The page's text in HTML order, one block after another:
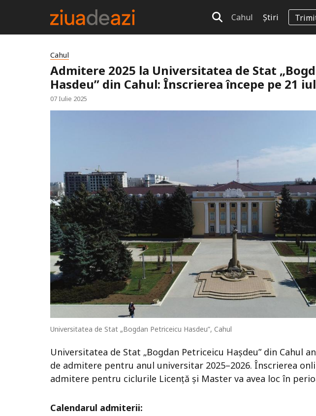
Cahul Știri
Cahul
Admitere 2025 la Universitatea de Stat
Hasdeu” din Cahul: Înscrierea începe pe 21
07 Iulie 2025
Universitatea de Stat „Bogdan Petriceicu Hasdeu”, Cahul
Universitatea de Stat „Bogdan Petriceicu Hașdeu” din Cahul
de admitere pentru anul universitar 2025–2026. Înscrierea
admitere pentru ciclurile Licență și Master va avea loc în
Calendarul admiterii: